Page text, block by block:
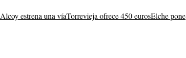
Alcoy estrena una víaTorrevieja ofrece 450 eurosElche pone